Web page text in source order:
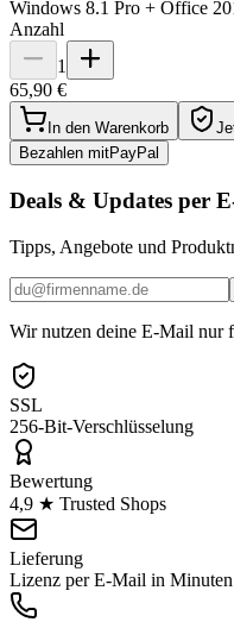
Windows 8.1 Pro + Office
Anzahl
1
65,90 €
In den Warenkorb
Bezahlen mitPayPal
Deals & Updates per
Tipps, Angebote und
Wir nutzen deine E-Mail nur
SSL
256-Bit-Verschlüsselung
Bewertung
4,9 ★ Trusted Shops
Lieferung
Lizenz per E-Mail in Minuten